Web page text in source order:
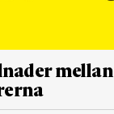
mellan